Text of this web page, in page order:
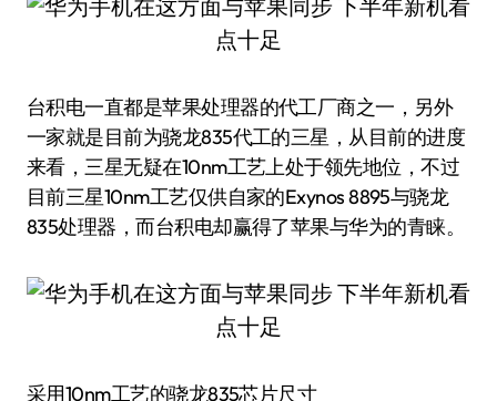
台积电一直都是苹果处理器的代工厂商之一，另外
一家就是目前为骁龙835代工的三星，从目前的进度
来看，三星无疑在10nm工艺上处于领先地位，不过
目前三星10nm工艺仅供自家的Exynos 8895与骁龙
835处理器，而台积电却赢得了苹果与华为的青睐。
采用10nm工艺的骁龙835芯片尺寸